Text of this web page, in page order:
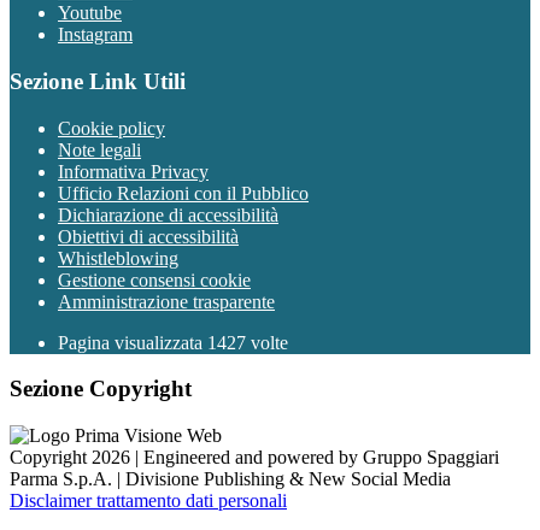
Youtube
Instagram
Sezione Link Utili
Cookie policy
Note legali
Informativa Privacy
Ufficio Relazioni con il Pubblico
Dichiarazione di accessibilità
Obiettivi di accessibilità
Whistleblowing
Gestione consensi cookie
Amministrazione trasparente
Pagina visualizzata 1427 volte
Sezione Copyright
Copyright 2026 | Engineered and powered by Gruppo Spaggiari
Parma S.p.A. | Divisione Publishing & New Social Media
Disclaimer trattamento dati personali